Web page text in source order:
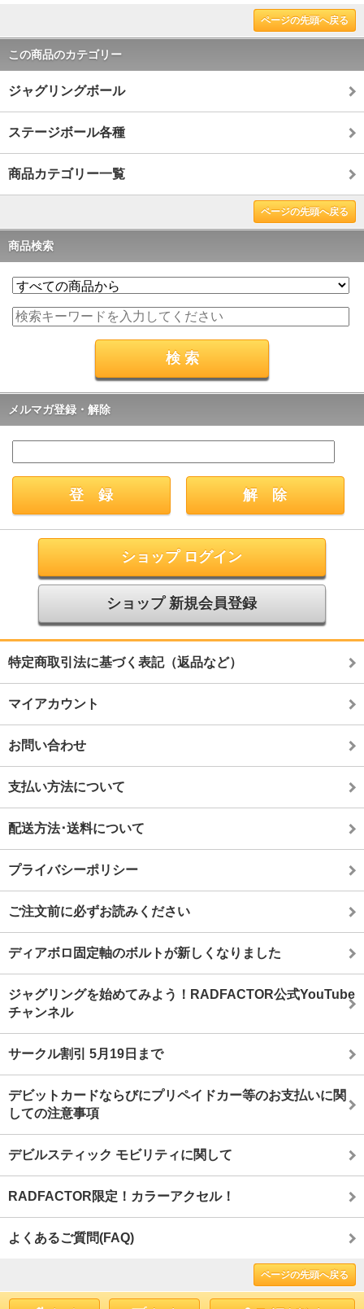
ページの先頭へ戻る
この商品のカテゴリー
ジャグリングボール
ステージボール各種
商品カテゴリー一覧
ページの先頭へ戻る
商品検索
メルマガ登録・解除
ショップ ログイン
ショップ 新規会員登録
特定商取引法に基づく表記（返品など）
マイアカウント
お問い合わせ
支払い方法について
配送方法･送料について
プライバシーポリシー
ご注文前に必ずお読みください
ディアボロ固定軸のボルトが新しくなりました
ジャグリングを始めてみよう！RADFACTOR公式YouTube
チャンネル
サークル割引 5月19日まで
デビットカードならびにプリペイドカー等のお支払いに関
しての注意事項
デビルスティック モビリティに関して
RADFACTOR限定！カラーアクセル！
よくあるご質問(FAQ)
ページの先頭へ戻る